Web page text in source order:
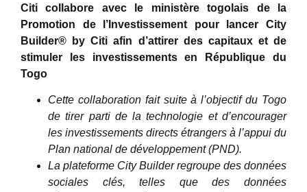
Citi collabore avec le ministère togolais de la
Promotion de l’Investissement pour lancer City
Builder® by Citi afin d’attirer des capitaux et de
stimuler les investissements en République du
Togo
Cette collaboration fait suite à l’objectif du Togo
de tirer parti de la technologie et d’encourager
les investissements directs étrangers à l’appui du
Plan national de développement (PND).
La plateforme City Builder regroupe des données
sociales clés, telles que des données